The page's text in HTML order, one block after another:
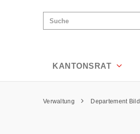
KANTONSRAT
Inhalt
Pfadnavigation
Verwaltung Departement